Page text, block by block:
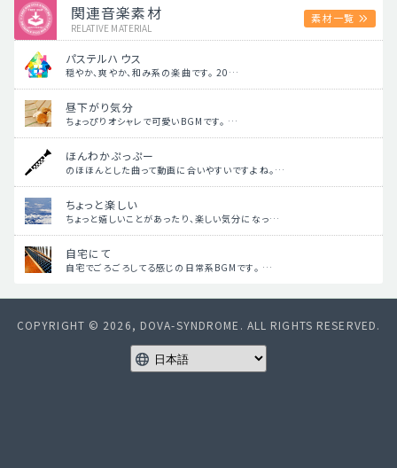
関連音楽素材
RELATIVE MATERIAL
素材一覧
パステルハウス
穏やか、爽やか、和み系の楽曲です。 20…
昼下がり気分
ちょっぴりオシャレで可愛いBGMです。 …
ほんわかぷっぷー
のほほんとした曲って動画に合いやすいですよね。…
ちょっと楽しい
ちょっと嬉しいことがあったり、楽しい気分になっ…
自宅にて
自宅でごろごろしてる感じの日常系BGMです。 …
COPYRIGHT © 2026, DOVA-SYNDROME. ALL RIGHTS RESERVED.